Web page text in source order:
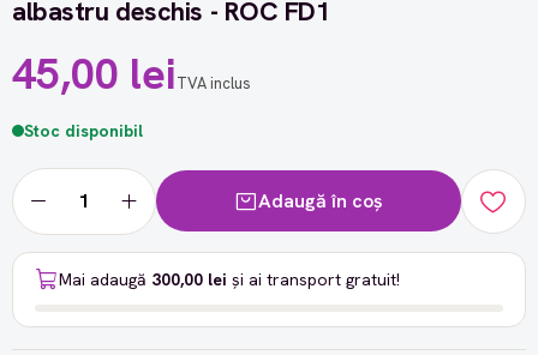
albastru deschis - ROC FD1
45,00 leiTVA inclus
Stoc disponibil
Adaugă în coș
Mai adaugă 300,00 lei și ai transport gratuit!